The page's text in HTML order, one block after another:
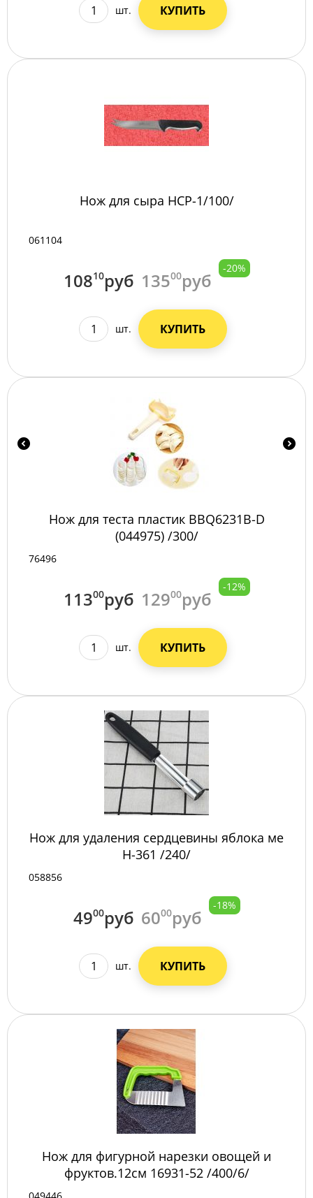
шт. КУПИТЬ
Нож для сыра НСР-1/100/
061104
10810руб 13500руб
-20%
шт. КУПИТЬ
Нож для теста пластик BBQ6231B-D
(044975) /300/
76496
11300руб 12900руб
-12%
шт. КУПИТЬ
Нож для удаления сердцевины яблока ме
Н-361 /240/
058856
4900руб 6000руб
-18%
шт. КУПИТЬ
Нож для фигурной нарезки овощей и
фруктов.12см 16931-52 /400/6/